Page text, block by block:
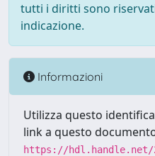
tutti i diritti sono
indicazione.
Informazioni
Utilizza questo
link a questo
https://hdl.handle.net/